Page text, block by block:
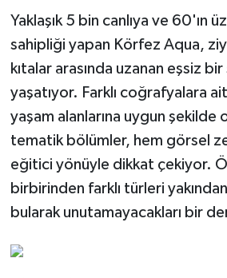
Yaklaşık 5 bin canlıya ve 60'ın
sahipliği yapan Körfez Aqua,
kıtalar arasında uzanan eşsiz
yaşatıyor. Farklı coğrafyalara ait
yaşam alanlarına uygun şekilde
tematik bölümler, hem görsel
eğitici yönüyle dikkat çekiyor.
birbirinden farklı türleri
bularak unutamayacakları bir